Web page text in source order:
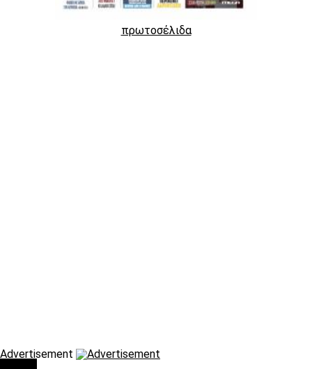
πρωτοσέλιδα
Advertisement